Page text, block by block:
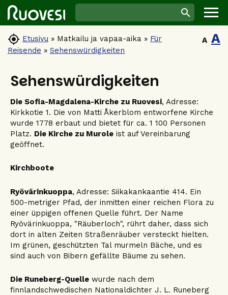
 Etusivu » Matkailu ja vapaa-aika » Für
Reisende » Sehenswürdigkeiten
A A
Sehenswürdigkeiten
Die Sofia-Magdalena-Kirche zu Ruovesi, Adresse:
Kirkkotie 1. Die von Matti Åkerblom entworfene Kirche
wurde 1778 erbaut und bietet für ca. 1 100 Personen
Platz. Die Kirche zu Murole ist auf Vereinbarung
geöffnet.
Kirchboote
Ryövärinkuoppa, Adresse: Siikakankaantie 414. Ein
500-metriger Pfad, der inmitten einer reichen Flora zu
einer üppigen offenen Quelle führt. Der Name
Ryövärinkuoppa, "Räuberloch", rührt daher, dass sich
dort in alten Zeiten Straßenräuber versteckt hielten.
Im grünen, geschützten Tal murmeln Bäche, und es
sind auch von Bibern gefällte Bäume zu sehen.
Die Runeberg-Quelle wurde nach dem
finnlandschwedischen Nationaldichter J. L. Runeberg